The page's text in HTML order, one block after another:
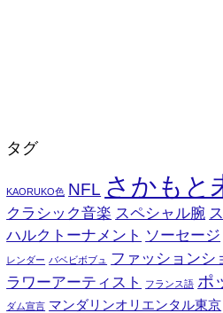
タグ
KAORUKO色 NFL さかもと
クラシック音楽 スペシャル腕
ハルクトーナメント ソーセージ
レンダー バベビボブュ ファッションシ
ラワーアーティスト
フランス語 ポ
ダム宣言 マンダリンオリエンタル東京